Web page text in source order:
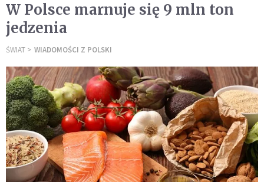
W Polsce marnuje się 9 mln ton
jedzenia
ŚWIAT WIADOMOŚCI Z POLSKI